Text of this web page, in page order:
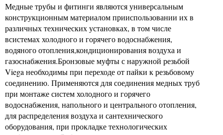
Медные трубы и фитинги являются универсальным
конструкционным материалом прииспользовании их в
различных технических установках, в том числе
всистемах холодного и горячего водоснабжения,
водяного отопления,кондиционирования воздуха и
газоснабжения.Бронзовые муфты с наружной резьбой
Viega необходимы при переходе от пайки к резьбовому
соединению. Применяются для соединения медных труб
при монтаже систем холодного и горячего
водоснабжения, напольного и центрального отопления,
для распределения воздуха и сантехнического
оборудования, при прокладке технологических